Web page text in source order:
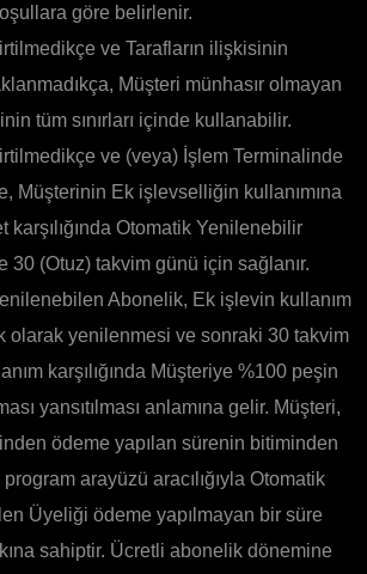
göre belirlenir.
ve Tarafların ilişkisinin
Müşteri münhasır olmayan
tüm sınırları içinde kullanabilir.
ve (veya) İşlem Terminalinde
Müşterinin Ek işlevselliğin kullanımına
karşılığında Otomatik Yenilenebilir
30 (Otuz) takvim günü için sağlanır.
Abonelik, Ek işlevin kullanım
olarak yenilenmesi ve sonraki 30 takvim
karşılığında Müşteriye %100 peşin
yansıtılması anlamına gelir. Müşteri,
ödeme yapılan sürenin bitiminden
arayüzü aracılığıyla Otomatik
Üyeliği ödeme yapılmayan bir süre
sahiptir. Ücretli abonelik dönemine